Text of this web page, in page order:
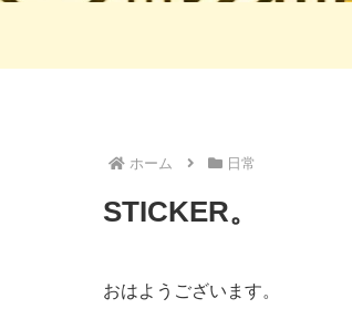
ホーム 日常
STICKER。
おはようございます。